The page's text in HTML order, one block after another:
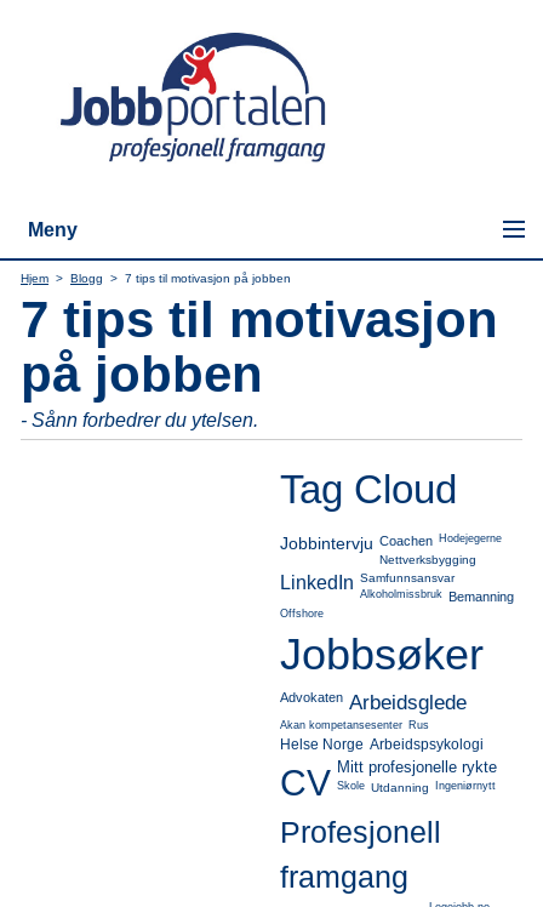
Meny
Hjem > Blogg > 7 tips til motivasjon på jobben
7 tips til motivasjon
på jobben
- Sånn forbedrer du ytelsen.
Tag Cloud
Jobbintervju Coachen Hodejegerne
Nettverksbygging
LinkedIn Samfunnsansvar
Alkoholmissbruk Bemanning
Offshore
Jobbsøker
Advokaten Arbeidsglede
Akan kompetansesenter Rus
Helse Norge Arbeidspsykologi
CV Mitt profesjonelle rykte
Skole Utdanning Ingeniørnytt
Profesjonell
framgang